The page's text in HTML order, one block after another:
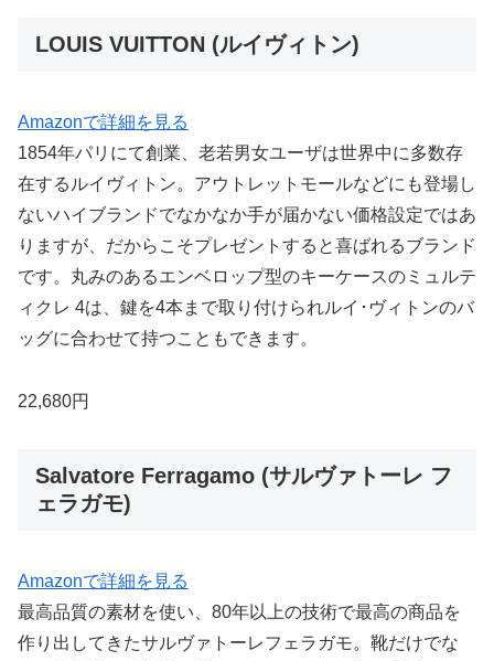
LOUIS VUITTON (ルイヴィトン)
Amazonで詳細を見る
1854年パリにて創業、老若男女ユーザは世界中に多数存
在するルイヴィトン。アウトレットモールなどにも登場し
ないハイブランドでなかなか手が届かない価格設定ではあ
りますが、だからこそプレゼントすると喜ばれるブランド
です。丸みのあるエンベロップ型のキーケースのミュルテ
ィクレ 4は、鍵を4本まで取り付けられルイ･ヴィトンのバ
ッグに合わせて持つこともできます。
22,680円
Salvatore Ferragamo (サルヴァトーレ フ
ェラガモ)
Amazonで詳細を見る
最高品質の素材を使い、80年以上の技術で最高の商品を
作り出してきたサルヴァトーレフェラガモ。靴だけでな